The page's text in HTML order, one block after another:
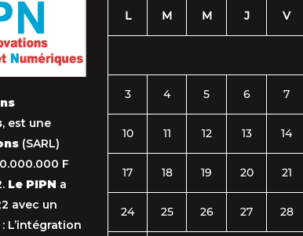
, est une
(SARL)
F
Le PIPN a
avec un
L’intégration
L M M J V
3 4 5 6 7
10 11 12 13 14
17 18 19 20 21
24 25 26 27 28